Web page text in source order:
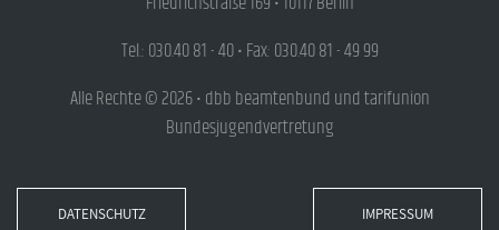
Tel.: 030.40 81 - 40 • Fax: 030.40 81 - 49 99
Alle Rechte © 2026 • dbb beamtenbund und tarifunion
Bundesjugendvertretung
DATENSCHUTZ IMPRESSUM